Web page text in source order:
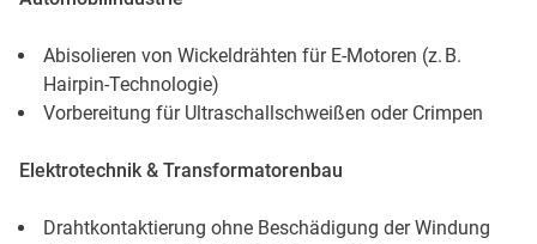
Abisolieren von Wickeldrähten für E-Motoren (z. B.
Hairpin-Technologie)
Vorbereitung für Ultraschallschweißen oder Crimpen
Elektrotechnik & Transformatorenbau
Drahtkontaktierung ohne Beschädigung der Windung